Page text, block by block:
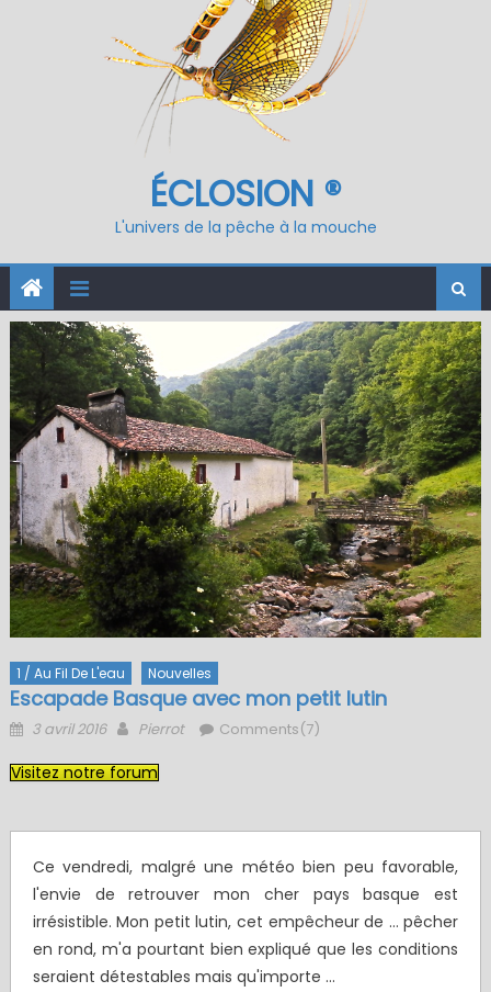
ÉCLOSION ®
L'univers de la pêche à la mouche
1 / Au Fil De L'eau Nouvelles
Escapade Basque avec mon petit lutin
Posted
3 avril 2016 Author
Pierrot Comments(7)
Visitez notre forum
Ce vendredi, malgré une météo bien peu favorable,
l'envie de retrouver mon cher pays basque est
irrésistible. Mon petit lutin, cet empêcheur de … pêcher
en rond, m'a pourtant bien expliqué que les conditions
seraient détestables mais qu'importe ...